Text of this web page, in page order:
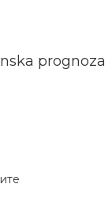
prognoza